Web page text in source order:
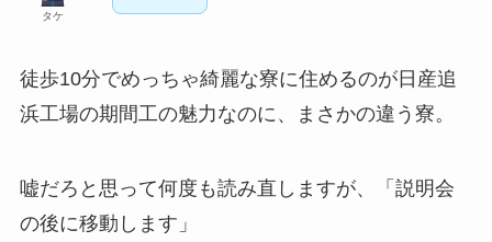
タケ
徒歩10分でめっちゃ綺麗な寮に住めるのが日産追
浜工場の期間工の魅力なのに、まさかの違う寮。
嘘だろと思って何度も読み直しますが、「説明会
の後に移動します」